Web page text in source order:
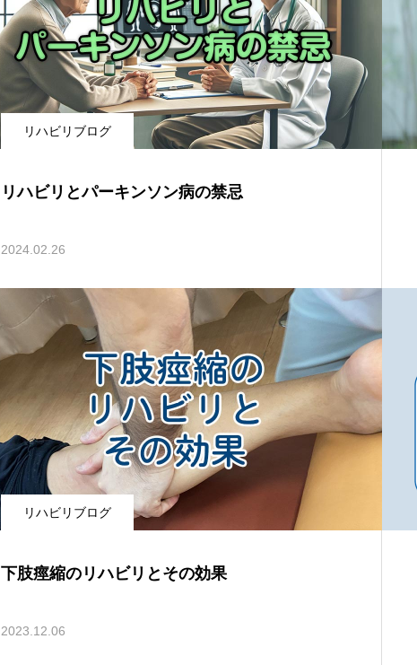
リハビリブログ
リハビリとパーキンソン病の禁忌
2024.02.26
リハビリブログ
下肢痙縮のリハビリとその効果
2023.12.06